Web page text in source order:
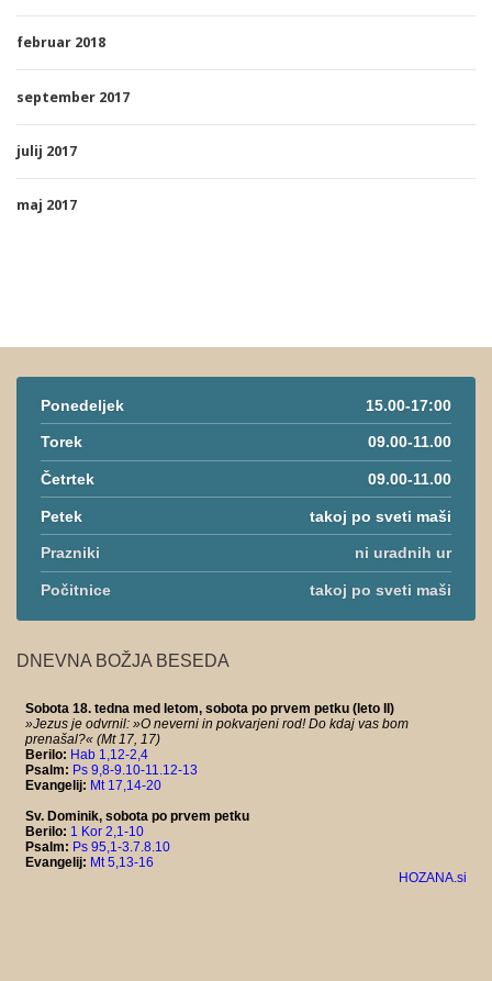
februar 2018
september 2017
julij 2017
maj 2017
Ponedeljek 15.00-17:00
Torek 09.00-11.00
Četrtek 09.00-11.00
Petek takoj po sveti maši
Prazniki ni uradnih ur
Počitnice takoj po sveti maši
DNEVNA BOŽJA BESEDA